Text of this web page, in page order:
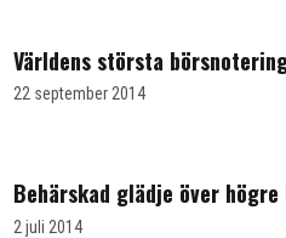
Världens största
22 september 2014
Behärskad glädje över högre
2 juli 2014